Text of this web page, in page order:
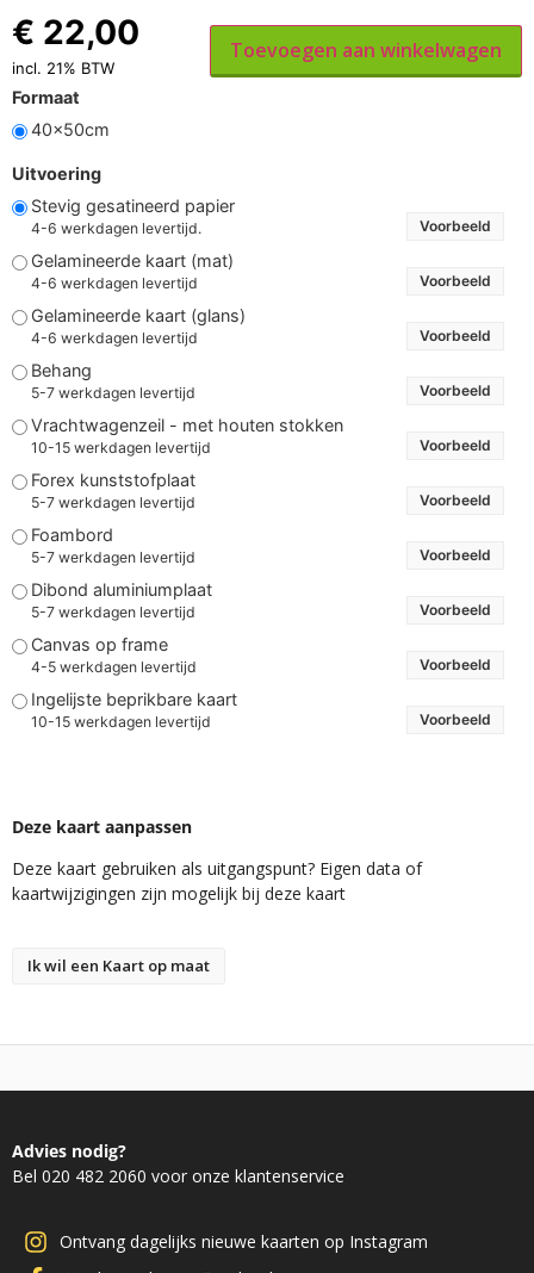
Formaat
40x50cm
Uitvoering
Stevig gesatineerd papier
4-6 werkdagen levertijd. Voorbeeld
Gelamineerde kaart (mat)
4-6 werkdagen levertijd Voorbeeld
Gelamineerde kaart (glans)
4-6 werkdagen levertijd Voorbeeld
Behang
5-7 werkdagen levertijd Voorbeeld
Vrachtwagenzeil - met houten stokken
10-15 werkdagen levertijd Voorbeeld
Forex kunststofplaat
5-7 werkdagen levertijd Voorbeeld
Foambord
5-7 werkdagen levertijd Voorbeeld
Dibond aluminiumplaat
5-7 werkdagen levertijd Voorbeeld
Canvas op frame
4-5 werkdagen levertijd Voorbeeld
Ingelijste beprikbare kaart
10-15 werkdagen levertijd Voorbeeld
€ 22,00
incl. 21% BTW
Toevoegen aan winkelwagen
Deze kaart aanpassen
Deze kaart gebruiken als uitgangspunt? Eigen data of
kaartwijzigingen zijn mogelijk bij deze kaart
Ik wil een Kaart op maat
Advies nodig?
Bel 020 482 2060 voor onze klantenservice
Ontvang dagelijks nieuwe kaarten op Instagram